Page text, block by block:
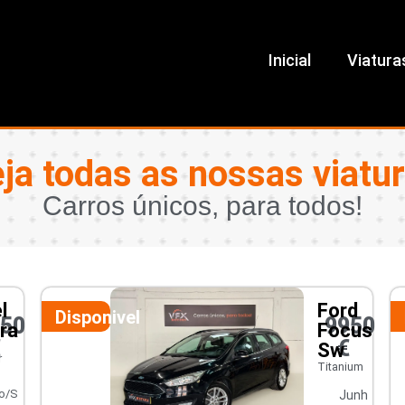
Inicial
todas as nossas
Carros únicos, para todos!
S
Disponivel
Ford
Focus
Sw
Titanium
Junh
9950
€